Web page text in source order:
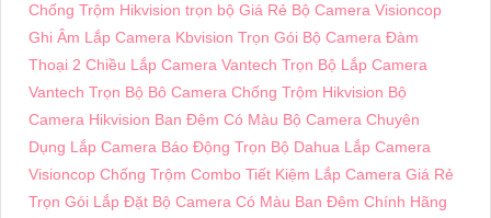
Chống Trộm Hikvision trọn bộ Giá Rẻ Bộ Camera Visioncop
Ghi Âm Lắp Camera Kbvision Trọn Gói Bộ Camera Đàm
Thoại 2 Chiều Lắp Camera Vantech Trọn Bộ Lắp Camera
Vantech Trọn Bộ Bô Camera Chống Trộm Hikvision Bộ
Camera Hikvision Ban Đêm Có Màu Bộ Camera Chuyên
Dụng Lắp Camera Báo Động Trọn Bộ Dahua Lắp Camera
Visioncop Chống Trộm Combo Tiết Kiệm Lắp Camera Giá Rẻ
Trọn Gói Lắp Đặt Bộ Camera Có Màu Ban Đêm Chính Hãng